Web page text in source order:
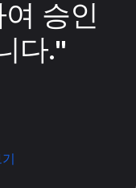
승인
다."